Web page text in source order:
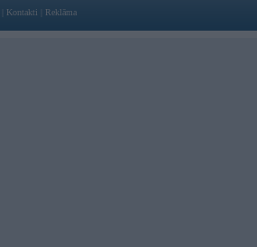
Kontakti Reklāma